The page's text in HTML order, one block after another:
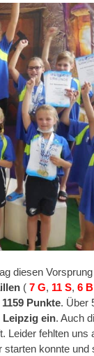
diesen
( 7 G, 11 S, 6 B
1159 Punkte. Über
Leipzig ein. Auch
fehlten uns
konnte